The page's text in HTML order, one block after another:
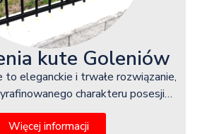
kute Goleniów
to eleganckie i trwałe rozwiązanie,
charakteru posesji…
Więcej informacji